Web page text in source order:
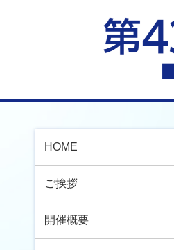
HOME
ご挨拶
開催概要